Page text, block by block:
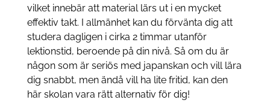
vilket innebär att material lärs ut i en mycket
effektiv takt. I allmänhet kan du förvänta dig att
studera dagligen i cirka 2 timmar utanför
lektionstid, beroende på din nivå. Så om du är
någon som är seriös med japanskan och vill lära
dig snabbt, men ändå vill ha lite fritid, kan den
här skolan vara rätt alternativ för dig!